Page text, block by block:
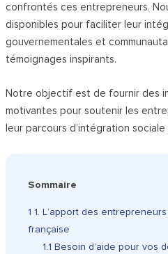
confrontés ces entrepreneurs.
disponibles pour faciliter leur
gouvernementales et
témoignages inspirants.
Notre objectif est de fournir des
motivantes pour soutenir les
leur parcours d’intégration
Sommaire
1 1. L’apport des
française
1.1 Besoin d’aide pour vos